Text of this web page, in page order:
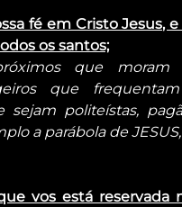
fé em Cristo Jesus,
os santos;
que moram
que
politeístas,
a parábola de JESUS,
vos está reservada